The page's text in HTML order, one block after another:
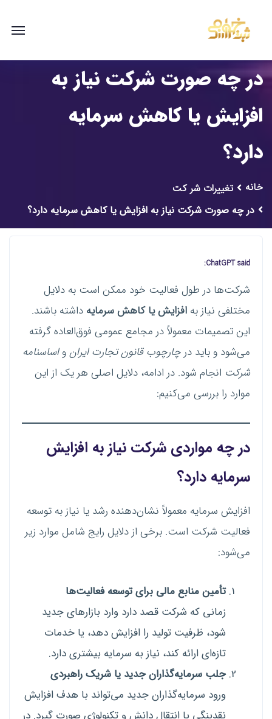
در چه صورت شرکت نیاز به
افزایش یا کاهش سرمایه
دارد؟
خانه
تغییرات شر کت
در چه صورت شرکت نیاز به افزایش یا کاهش سرمایه دارد؟
ChatGPT said:
شرکت‌ها در طول فعالیت خود ممکن است به دلایل
مختلفی نیاز به افزایش یا کاهش سرمایه داشته باشند.
این تصمیمات معمولاً در مجامع عمومی فوق‌العاده گرفته
می‌شود و باید درچارچوب قانون تجارت ایرانواساسنامه
شرکت انجام شود. در ادامه، دلایل اصلی هر یک از این
موارد را بررسی می‌کنیم:
در چه مواردی شرکت نیاز به افزایش
سرمایه دارد؟
افزایش سرمایه معمولاً نشان‌دهنده رشد یا نیاز به توسعه
فعالیت شرکت است. برخی از دلایل رایج شامل موارد زیر
می‌شود:
تأمین منابع مالی برای توسعه فعالیت‌ها
زمانی که شرکت قصد دارد وارد بازارهای جدید
شود، ظرفیت تولید را افزایش دهد، یا خدمات
تازه‌ای ارائه کند، نیاز به سرمایه بیشتری دارد.
جلب سرمایه‌گذاران جدید یا شریک راهبردی
ورود سرمایه‌گذاران جدید می‌تواند با هدف افزایش
نقدینگی یا انتقال دانش و تکنولوژی صورت گیرد. در